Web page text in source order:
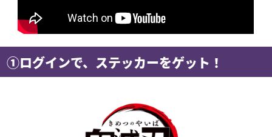
①ログインで、ステッカーをゲット！